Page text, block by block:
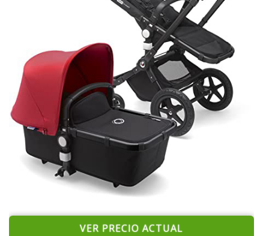
VER PRECIO ACTUAL